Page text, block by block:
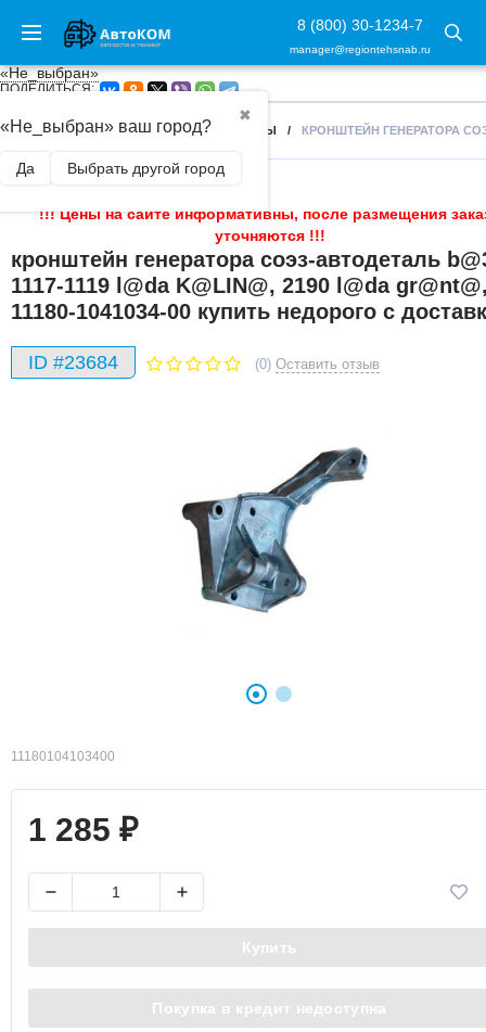
8 (800) 30-1234-7
manager@regiontehsnab.ru
«Не_выбран»
✖
«Не_выбран» ваш город?
Да Выбрать другой город
ПОДЕЛИТЬСЯ:
ГЛАВНАЯ / ЗАПЧАСТИ / КРОНШТЕЙНЫ / КРОНШТЕЙН ГЕНЕРАТОРА
!!! Цены на сайте информативны, после размещения
уточняются !!!
кронштейн генератора соэз-автодеталь
1117-1119 l@da K@LIN@, 2190 l@da
11180-1041034-00 купить недорого с
ID #23684 (0) Оставить отзыв
11180104103400
1 285 ₽
Купить
Покупка в кредит недоступна